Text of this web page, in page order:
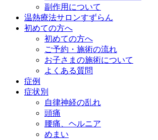
副作用について
温熱療法サロンすずらん
初めての方へ
初めての方へ
ご予約・施術の流れ
お子さまの施術について
よくある質問
症例
症状別
自律神経の乱れ
頭痛
腰痛、ヘルニア
めまい